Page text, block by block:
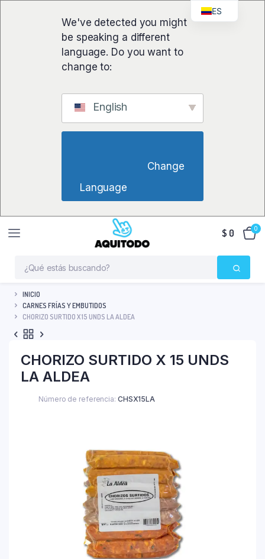
We've detected you might
be speaking a different
language. Do you want to
change to:
English
Language
$ 0 0
INICIO
CARNES FRÍAS Y EMBUTIDOS
CHORIZO SURTIDO X 15 UNDS LA ALDEA
CHORIZO SURTIDO X 15 UNDS
LA ALDEA
Número de referencia: CHSX15LA
ES